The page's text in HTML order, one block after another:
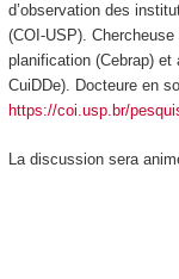
d’observation des
(COI-USP).
planification (Cebrap) et
CuiDDe). Docteure en
https://coi.usp.br/
La discussion sera